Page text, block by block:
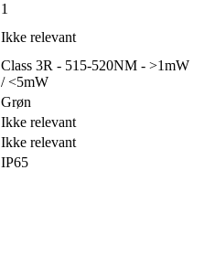
1
Ikke relevant
Class 3R - 515-520NM - >1mW
/ <5mW
Grøn
Ikke relevant
Ikke relevant
IP65